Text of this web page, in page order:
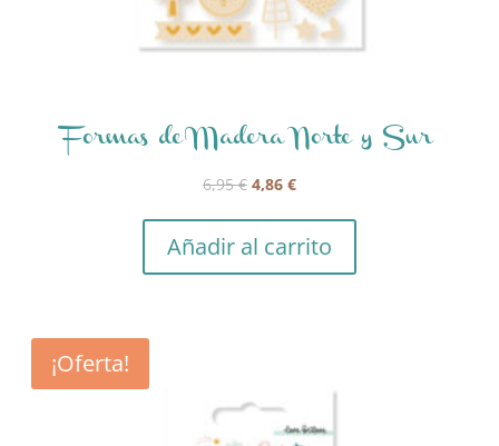
Formas de Madera Norte y Sur
6,95€ El
original
era:
4,86 €El
actual
es:
Añadir al carrito
¡Oferta!